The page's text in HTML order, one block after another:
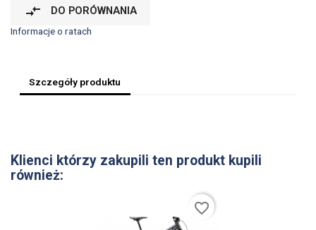
compare_arrows DO PORÓWNANIA
Informacje o ratach
Szczegóły produktu
Klienci którzy zakupili ten produkt kupili
również:
favorite_border